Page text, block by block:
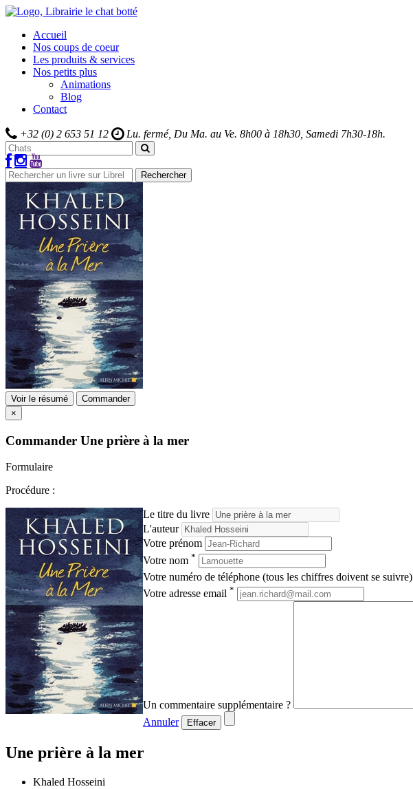
Accueil
Nos coups de coeur
Les produits & services
Nos petits plus
Animations
Blog
Contact
+32 (0) 2 653 51 12 Lu. fermé, Du Ma. au Ve. 8h00 à 18h30, Samedi 7h30-18h.
Rechercher
Voir le résumé
Commander
×
Commander Une prière à la mer
Formulaire
Procédure :
Le titre du livre
L'auteur
Votre prénom
Votre nom *
Votre numéro de téléphone (tous les chiffres doivent se suivre)
Votre adresse email *
Un commentaire supplémentaire ?
Annuler
Effacer
Une prière à la mer
Khaled Hosseini